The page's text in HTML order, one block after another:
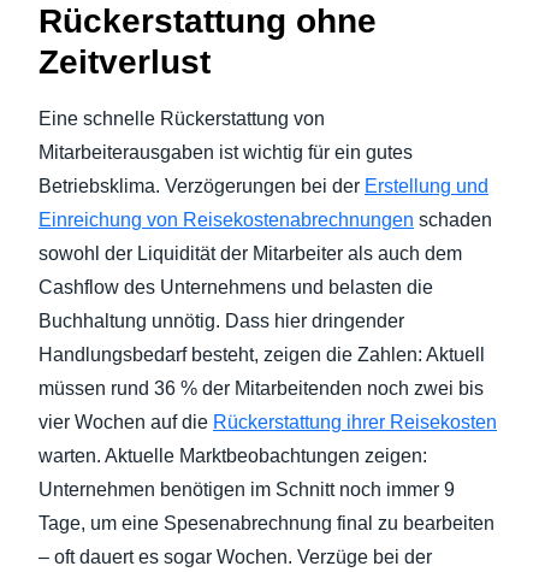
Rückerstattung ohne
Zeitverlust
Eine schnelle Rückerstattung von
Mitarbeiterausgaben ist wichtig für ein gutes
Betriebsklima. Verzögerungen bei der Erstellung und
Einreichung von Reisekostenabrechnungen schaden
sowohl der Liquidität der Mitarbeiter als auch dem
Cashflow des Unternehmens und belasten die
Buchhaltung unnötig. Dass hier dringender
Handlungsbedarf besteht, zeigen die Zahlen: Aktuell
müssen rund 36 % der Mitarbeitenden noch zwei bis
vier Wochen auf die Rückerstattung ihrer Reisekosten
warten. Aktuelle Marktbeobachtungen zeigen:
Unternehmen benötigen im Schnitt noch immer 9
Tage, um eine Spesenabrechnung final zu bearbeiten
– oft dauert es sogar Wochen. Verzüge bei der